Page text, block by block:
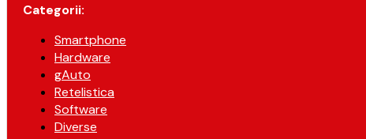
Categorii:
Smartphone
Hardware
gAuto
Retelistica
Software
Diverse